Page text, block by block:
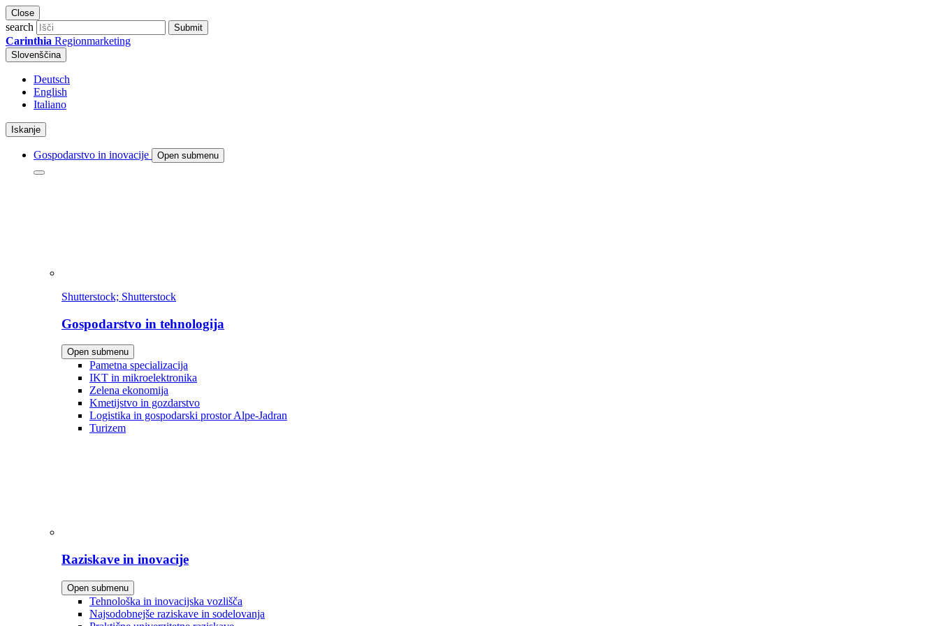
Close
search Submit
Carinthia Regionmarketing
Slovenščina
Deutsch
English
Italiano
Iskanje
Gospodarstvo in inovacije Open submenu
Shutterstock; Shutterstock
Gospodarstvo in tehnologija
Open submenu
Pametna specializacija
IKT in mikroelektronika
Zelena ekonomija
Kmetijstvo in gozdarstvo
Logistika in gospodarski prostor Alpe-Jadran
Turizem
Raziskave in inovacije
Open submenu
Tehnološka in inovacijska vozlišča
Najsodobnejše raziskave in sodelovanja